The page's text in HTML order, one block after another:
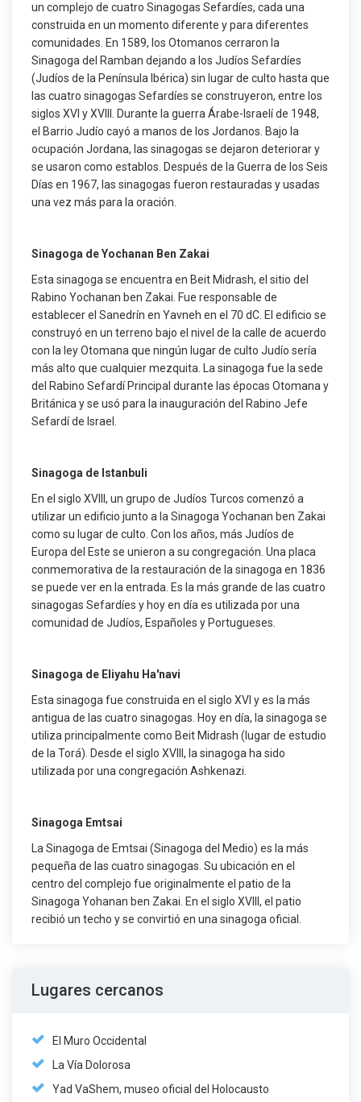
un complejo de cuatro Sinagogas Sefardíes, cada una
construida en un momento diferente y para diferentes
comunidades. En 1589, los Otomanos cerraron la
Sinagoga del Ramban dejando a los Judíos Sefardíes
(Judíos de la Península Ibérica) sin lugar de culto hasta que
las cuatro sinagogas Sefardíes se construyeron, entre los
siglos XVI y XVIII. Durante la guerra Árabe-Israelí de 1948,
el Barrio Judío cayó a manos de los Jordanos. Bajo la
ocupación Jordana, las sinagogas se dejaron deteriorar y
se usaron como establos. Después de la Guerra de los Seis
Días en 1967, las sinagogas fueron restauradas y usadas
una vez más para la oración.
Sinagoga de Yochanan Ben Zakai
Esta sinagoga se encuentra en Beit Midrash, el sitio del
Rabino Yochanan ben Zakai. Fue responsable de
establecer el Sanedrín en Yavneh en el 70 dC. El edificio se
construyó en un terreno bajo el nivel de la calle de acuerdo
con la ley Otomana que ningún lugar de culto Judío sería
más alto que cualquier mezquita. La sinagoga fue la sede
del Rabino Sefardí Principal durante las épocas Otomana y
Británica y se usó para la inauguración del Rabino Jefe
Sefardí de Israel.
Sinagoga de Istanbuli
En el siglo XVIII, un grupo de Judíos Turcos comenzó a
utilizar un edificio junto a la Sinagoga Yochanan ben Zakai
como su lugar de culto. Con los años, más Judíos de
Europa del Este se unieron a su congregación. Una placa
conmemorativa de la restauración de la sinagoga en 1836
se puede ver en la entrada. Es la más grande de las cuatro
sinagogas Sefardíes y hoy en día es utilizada por una
comunidad de Judíos, Españoles y Portugueses.
Sinagoga de Eliyahu Ha'navi
Esta sinagoga fue construida en el siglo XVI y es la más
antigua de las cuatro sinagogas. Hoy en día, la sinagoga se
utiliza principalmente como Beit Midrash (lugar de estudio
de la Torá). Desde el siglo XVIII, la sinagoga ha sido
utilizada por una congregación Ashkenazi.
Sinagoga Emtsai
La Sinagoga de Emtsai (Sinagoga del Medio) es la más
pequeña de las cuatro sinagogas. Su ubicación en el
centro del complejo fue originalmente el patio de la
Sinagoga Yohanan ben Zakai. En el siglo XVIII, el patio
recibió un techo y se convirtió en una sinagoga oficial.
Lugares cercanos
El Muro Occidental
La Vía Dolorosa
Yad VaShem, museo oficial del Holocausto